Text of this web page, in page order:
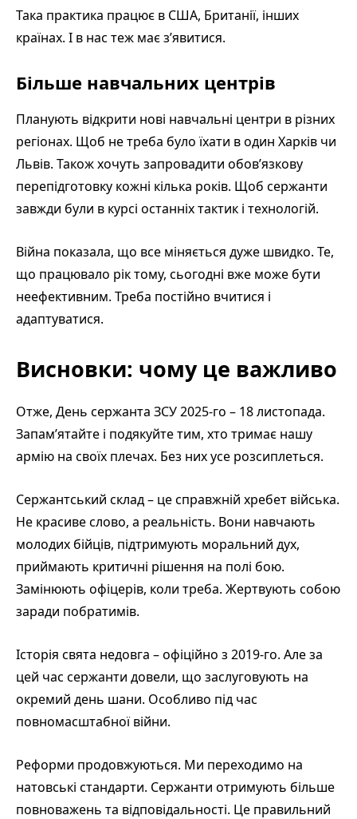
Така практика працює в США, Британії, інших
країнах. І в нас теж має з’явитися.
Більше навчальних центрів
Планують відкрити нові навчальні центри в різних
регіонах. Щоб не треба було їхати в один Харків чи
Львів. Також хочуть запровадити обов’язкову
перепідготовку кожні кілька років. Щоб сержанти
завжди були в курсі останніх тактик і технологій.
Війна показала, що все міняється дуже швидко. Те,
що працювало рік тому, сьогодні вже може бути
неефективним. Треба постійно вчитися і
адаптуватися.
Висновки: чому це важливо
Отже, День сержанта ЗСУ 2025-го – 18 листопада.
Запам’ятайте і подякуйте тим, хто тримає нашу
армію на своїх плечах. Без них усе розсиплеться.
Сержантський склад – це справжній хребет війська.
Не красиве слово, а реальність. Вони навчають
молодих бійців, підтримують моральний дух,
приймають критичні рішення на полі бою.
Замінюють офіцерів, коли треба. Жертвують собою
заради побратимів.
Історія свята недовга – офіційно з 2019-го. Але за
цей час сержанти довели, що заслуговують на
окремий день шани. Особливо під час
повномасштабної війни.
Реформи продовжуються. Ми переходимо на
натовські стандарти. Сержанти отримують більше
повноважень та відповідальності. Це правильний